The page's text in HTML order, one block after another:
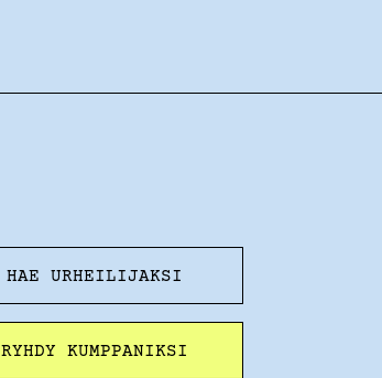
HAE URHEILIJAKSI
RYHDY KUMPPANIKSI